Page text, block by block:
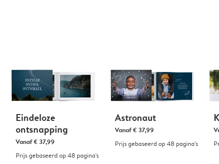
Eindeloze
ontsnapping
Vanaf€ 37,99
Prijs gebaseerd op 48 pagina's
Astronaut
Vanaf€ 37,99
Prijs gebaseerd op 48 pagina's